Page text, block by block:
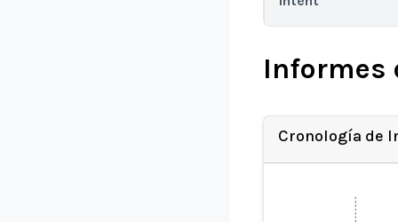
Informes
Cronología de